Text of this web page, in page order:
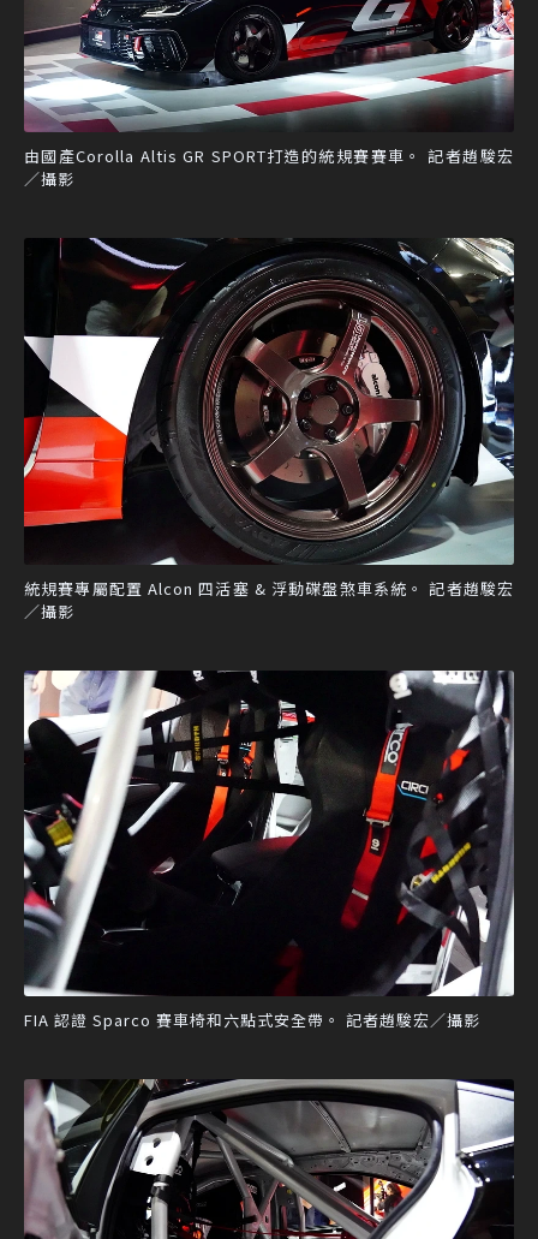
由國產Corolla Altis GR SPORT打造的統規賽賽車。 記者趙駿宏
／攝影
統規賽專屬配置 Alcon 四活塞 & 浮動碟盤煞車系統。 記者趙駿宏
／攝影
FIA 認證 Sparco 賽車椅和六點式安全帶。 記者趙駿宏／攝影